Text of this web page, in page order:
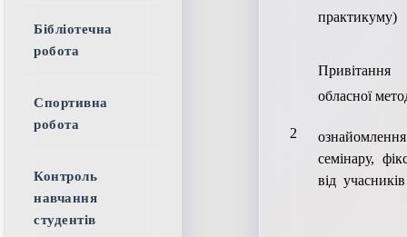
практикуму)
2
обласної
семінару,
від
Бібліотечна
робота
Спортивна
робота
Контроль
навчання
студентів